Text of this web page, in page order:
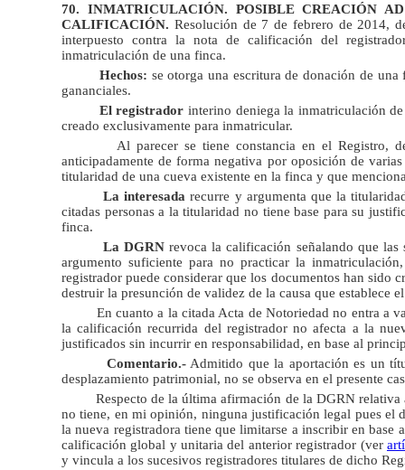
70. INMATRICULACIÓN. POSIBLE CREACIÓN
CALIFICACIÓN. Resolución de 7 de febrero de 2014,
interpuesto contra la nota de calificación del
inmatriculación de una finca.
Hechos: se otorga una escritura de donación de
gananciales.
El registrador interino deniega la inmatriculación
creado exclusivamente para inmatricular.
Al parecer se tiene constancia en el Registro,
anticipadamente de forma negativa por oposición de
titularidad de una cueva existente en la finca y que
La interesada recurre y argumenta que la
citadas personas a la titularidad no tiene base para su
finca.
La DGRNrevoca la calificación señalando que
argumento suficiente para no practicar la
registrador puede considerar que los documentos han sido
destruir la presunción de validez de la causa que establece
En cuanto a la citada Acta de Notoriedad no entra a
la calificación recurrida del registrador no afecta a la
justificados sin incurrir en responsabilidad, en base al
Comentario.-Admitido que la aportación es un
desplazamiento patrimonial, no se observa en el presente
Respecto de la última afirmación de la DGRN
no tiene, en mi opinión, ninguna justificación legal pues el
la nueva registradora tiene que limitarse a inscribir en
calificación global y unitaria del anterior registrador (ver
y vincula a los sucesivos registradores titulares de dicho